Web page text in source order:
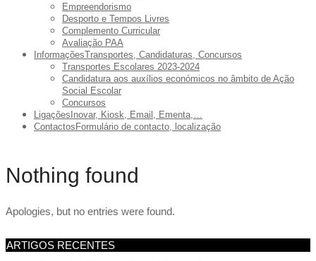
Empreendorismo
Desporto e Tempos Livres
Complemento Curricular
Avaliação PAA
InformaçõesTransportes, Candidaturas, Concursos
Transportes Escolares 2023-2024
Candidatura aos auxílios económicos no âmbito de Ação
Social Escolar
Concursos
Ligações Inovar, Kiosk, Email, Ementa,…
Contactos Formulário de contacto, localização
Nothing found
Apologies, but no entries were found.
ARTIGOS RECENTES